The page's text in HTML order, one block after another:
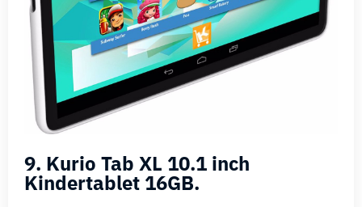
9. Kurio Tab XL 10.1 inch
Kindertablet 16GB.